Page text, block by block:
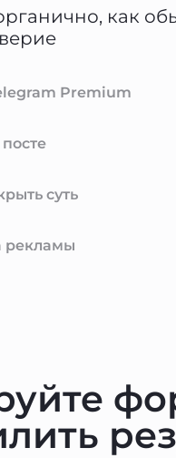
как
Premium
суть
рекламы